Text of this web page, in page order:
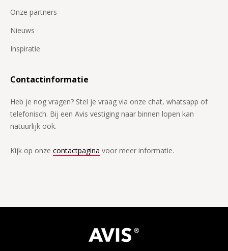
Onze partners
Nieuws
Inspiratie
Contactinformatie
Heb je nog vragen? Stel je vraag via onze chat, whatsapp of
telefonisch. Bij een Avis vestiging naar binnen lopen kan
natuurlijk ook.
Kijk op onze contactpagina voor meer informatie.